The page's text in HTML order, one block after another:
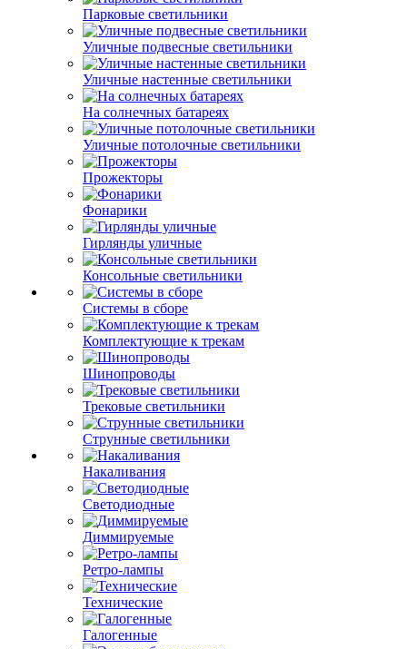
Парковые светильники
Уличные подвесные светильники
Уличные настенные светильники
На солнечных батареях
Уличные потолочные светильники
Прожекторы
Фонарики
Гирлянды уличные
Консольные светильники
Системы в сборе
Комплектующие к трекам
Шинопроводы
Трековые светильники
Струнные светильники
Накаливания
Светодиодные
Диммируемые
Ретро-лампы
Технические
Галогенные